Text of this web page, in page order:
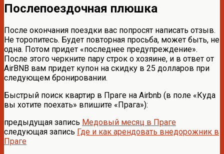
Послепоездочная плюшка
После окончания поездки вас попросят написать отзыв.
Не торопитесь. Будет повторная просьба, может быть, не
одна. Потом придет «последнее предупреждение».
После этого черкните пару строк о хозяине, и в ответ от
AirBNB вам придет купон на скидку в 25 долларов при
следующем бронировании.
Быстрый поиск квартир в Праге на Airbnb (в поле «Куда
вы хотите поехать» впишите «Прага»):
предыдущая запись Медовый месяц в Праге
следующая запись Где и как арендовать внедорожник в
Праге